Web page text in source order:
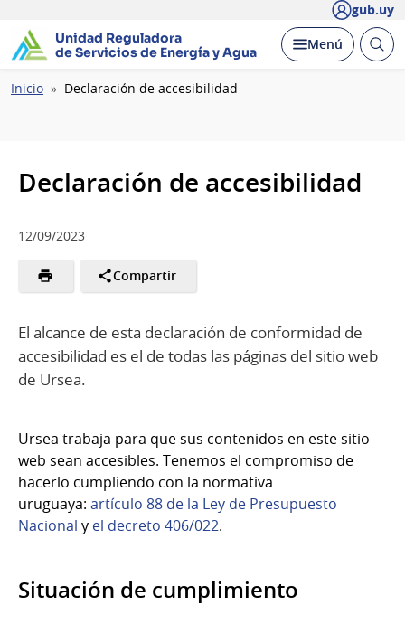
gub.uy
Unidad Reguladora
de Servicios de Energía y Agua
Desplegar
Menú Abrir
Ruta
Inicio Declaración de accesibilidad
Declaración de accesibilidad
12/09/2023
Compartir
El alcance de esta declaración de conformidad de
accesibilidad es el de todas las páginas del sitio web
de Ursea.
Ursea trabaja para que sus contenidos en este sitio
web sean accesibles. Tenemos el compromiso de
hacerlo cumpliendo con la normativa
uruguaya: artículo 88 de la Ley de Presupuesto
Nacional y el decreto 406/022.
Situación de cumplimiento